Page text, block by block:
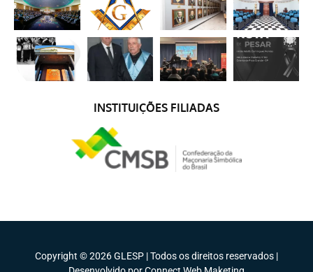
INSTITUIÇÕES FILIADAS
Copyright © 2026 GLESP | Todos os direitos reservados |